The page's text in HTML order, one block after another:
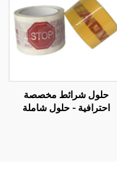
حلول شرائط مخصصة
احترافية - حلول شاملة